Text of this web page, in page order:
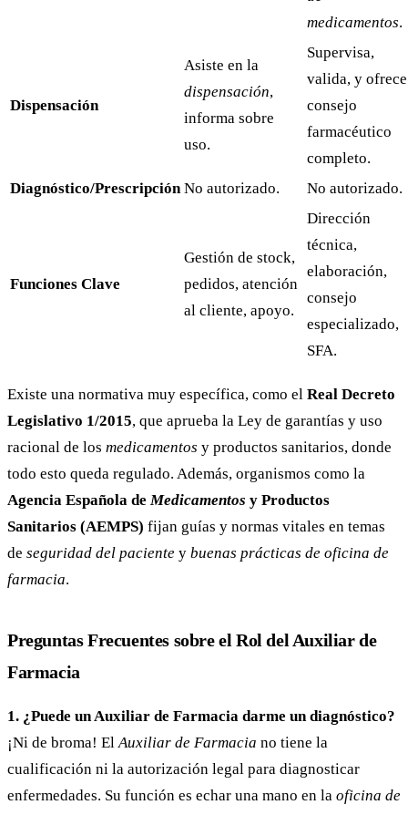
medicamentos.
Dispensación
Asiste en la
dispensación,
informa sobre
uso.
Supervisa,
valida, y ofrece
consejo
farmacéutico
completo.
Diagnóstico/Prescripción No autorizado. No autorizado.
Funciones Clave
Gestión de stock,
pedidos, atención
al cliente, apoyo.
Dirección
técnica,
elaboración,
consejo
especializado,
SFA.
Existe una normativa muy específica, como el Real Decreto
Legislativo 1/2015, que aprueba la Ley de garantías y uso
racional de los medicamentos y productos sanitarios, donde
todo esto queda regulado. Además, organismos como la
Agencia Española de Medicamentos y Productos
Sanitarios (AEMPS) fijan guías y normas vitales en temas
de seguridad del paciente y buenas prácticas de oficina de
farmacia.
Preguntas Frecuentes sobre el Rol del Auxiliar de
Farmacia
1. ¿Puede un Auxiliar de Farmacia darme un diagnóstico?
¡Ni de broma! El Auxiliar de Farmacia no tiene la
cualificación ni la autorización legal para diagnosticar
enfermedades. Su función es echar una mano en la oficina de